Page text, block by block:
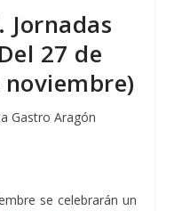
Jornadas
27 de
Gastro Aragón
se celebrarán un